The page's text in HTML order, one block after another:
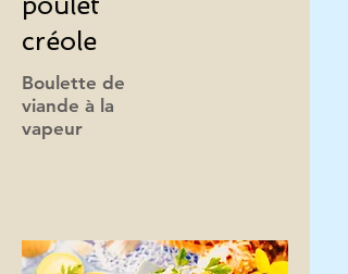
créole
Boulette de
viande à la
vapeur